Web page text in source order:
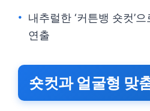
내추럴한 ‘커튼뱅 숏컷’
연출
숏컷과 얼굴형 맞